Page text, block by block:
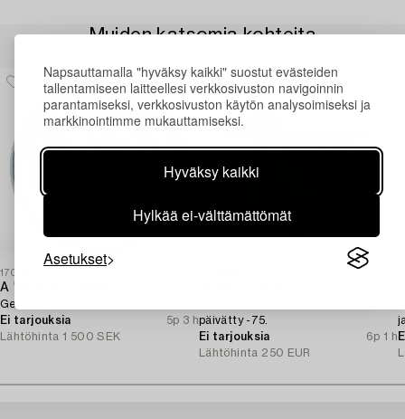
Napsauttamalla "hyväksy kaikki" suostut evästeiden
tallentamiseen laitteellesi verkkosivuston navigoinnin
parantamiseksi, verkkosivuston käytön analysoimiseksi ja
markkinointimme mukauttamiseksi.
Hyväksy kaikki
Hylkää ei-välttämättömät
Asetukset
Muiden katsomia kohteita
1707813
A 'Verona' charger,
Gefle.
Ei tarjouksia
5p 3 h
Lähtöhinta 1 500 SEK
päivätty -75.
Ei tarjouksia
6p 1 h
Lähtöhinta 250 EUR